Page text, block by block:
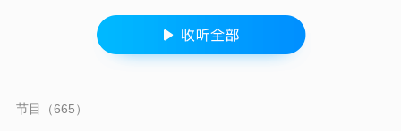
节目（665）